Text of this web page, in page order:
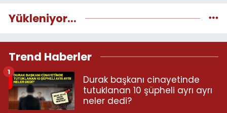
Yükleniyor...
Trend Haberler
Durak başkanı cinayetinde
tutuklanan 10 şüpheli ayrı ayrı
neler dedi?
1